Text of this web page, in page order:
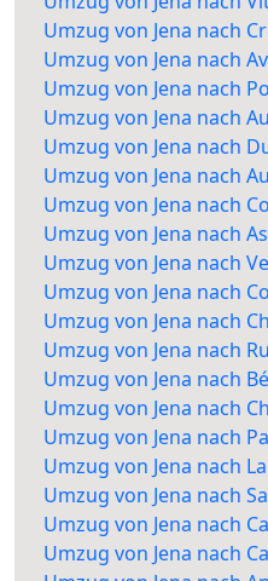
Umzug von Jena nach
Umzug von Jena nach
Umzug von Jena nach
Umzug von Jena nach
Umzug von Jena nach
Umzug von Jena nach
Umzug von Jena nach
Umzug von Jena nach
Umzug von Jena nach
Umzug von Jena nach
Umzug von Jena nach
Umzug von Jena nach
Umzug von Jena nach
Umzug von Jena nach
Umzug von Jena nach
Umzug von Jena nach
Umzug von Jena nach
Umzug von Jena nach
Umzug von Jena nach